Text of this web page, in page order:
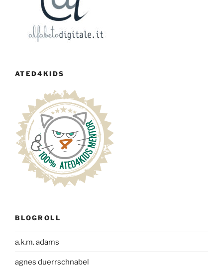
ATED4KIDS
BLOGROLL
a.k.m. adams
agnes duerrschnabel